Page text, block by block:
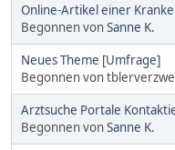
Online-Artikel einer
Begonnen vonSanne K.
Neues Theme [Umfrage]
Begonnen von
Arztsuche Portale
Begonnen vonSanne K.